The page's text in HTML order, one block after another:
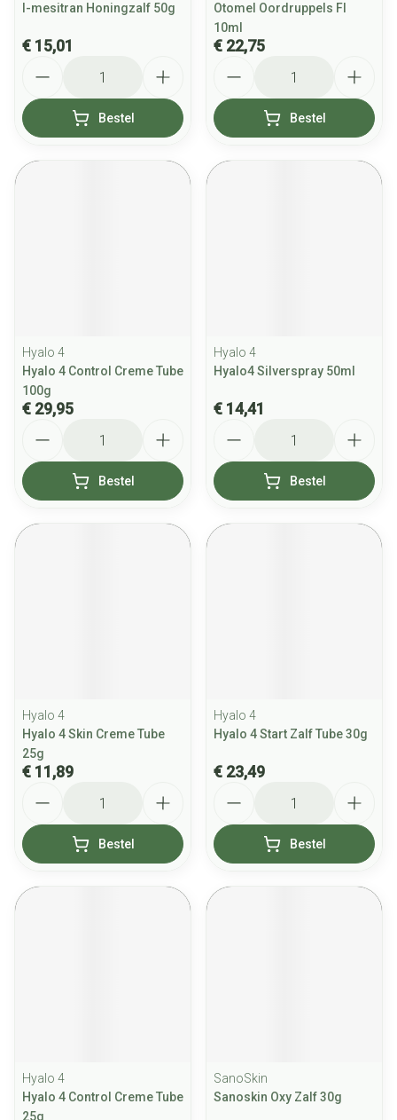
l-mesitran Honingzalf 50g
€ 15,01
Bestel
Otomel Oordruppels Fl
10ml
€ 22,75
Bestel
Hyalo 4
Hyalo 4 Control Creme Tube
100g
€ 29,95
Bestel
Hyalo 4
Hyalo4 Silverspray 50ml
€ 14,41
Bestel
Hyalo 4
Hyalo 4 Skin Creme Tube
25g
€ 11,89
Bestel
Hyalo 4
Hyalo 4 Start Zalf Tube 30g
€ 23,49
Bestel
Hyalo 4
Hyalo 4 Control Creme Tube
25g
SanoSkin
Sanoskin Oxy Zalf 30g